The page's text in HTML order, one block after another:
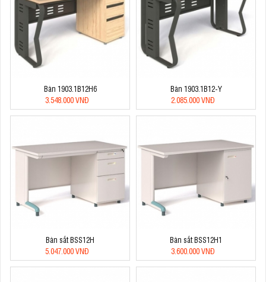
Bàn 1903.1B12H6
3.548.000 VNĐ
Bàn 1903.1B12-Y
2.085.000 VNĐ
Bàn sắt BSS12H
5.047.000 VNĐ
Bàn sắt BSS12H1
3.600.000 VNĐ